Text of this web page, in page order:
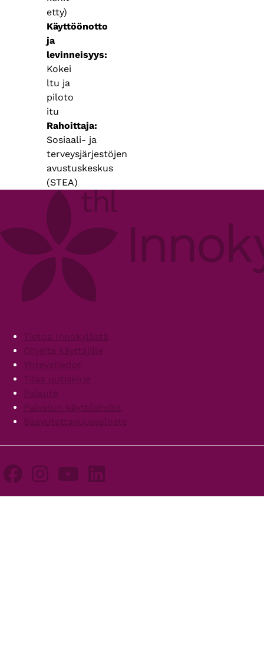
etty)
Käyttöönotto
ja
levinneisyys
Kokei
ltu ja
piloto
itu
Rahoittaja
Sosiaali- ja
terveysjärjestöjen
avustuskeskus
(STEA)
FooterTietoa Innokylästä
Ohjeita käyttäjille
Yhteystiedot
Tilaa uutiskirje
Palaute
Palvelun käyttöehdot
Saavutettavuusseloste